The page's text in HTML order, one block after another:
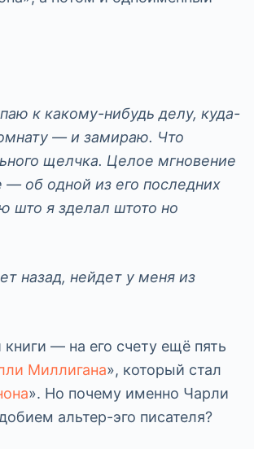
к какому-нибудь делу, куда-
— и замираю. Что
щелчка. Целое мгновение
об одной из его последних
што я зделал штото но
назад, нейдет у меня из
— на его счету ещё пять
Миллигана», который стал
». Но почему именно Чарли
альтер-эго писателя?